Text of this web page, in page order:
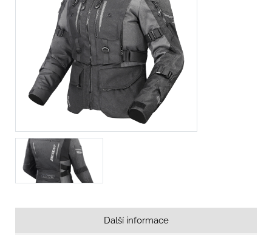
Další informace